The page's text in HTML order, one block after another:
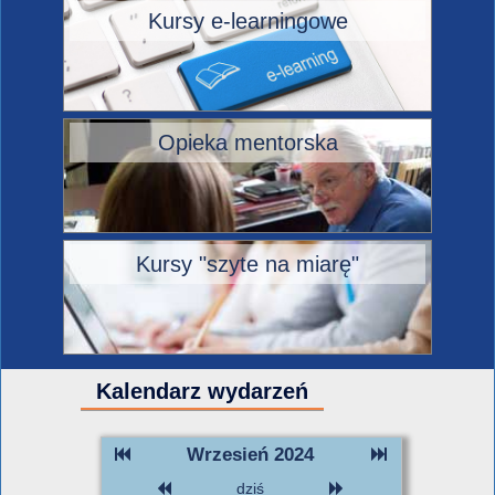
Kursy e-learningowe
Opieka mentorska
Kursy "szyte na miarę"
Kalendarz wydarzeń
Wrzesień 2024
dziś